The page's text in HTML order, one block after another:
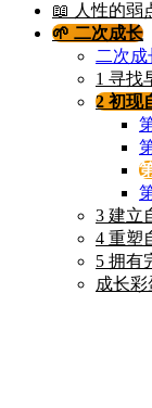
📖 人性的弱
🌱 二次成长
二次成
1 寻找
2 初现
3 建立
4 重塑
5 拥有
成长彩